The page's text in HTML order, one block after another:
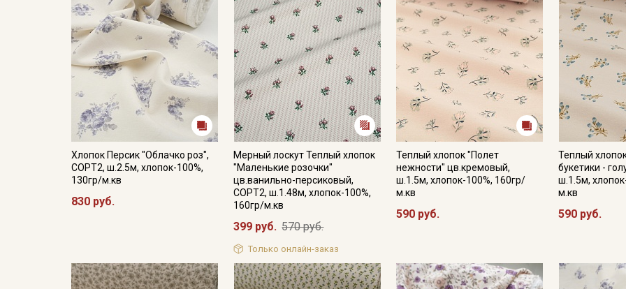
Хлопок Персик "Облачко роз",
СОРТ2, ш.2.5м, хлопок-100%,
130гр/м.кв
830 руб.
Мерный лоскут Теплый хлопок
"Маленькие розочки"
цв.ванильно-персиковый,
СОРТ2, ш.1.48м, хлопок-100%,
160гр/м.кв
399 руб. 570 руб.
Только онлайн-заказ
Теплый хлопок "Полет
нежности" цв.кремовый,
ш.1.5м, хлопок-100%, 160гр/
м.кв
590 руб.
Теплый
букетики -
ш.1.5м,
м.кв
590 руб.